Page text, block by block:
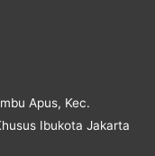
Apus, Kec.
Ibukota Jakarta